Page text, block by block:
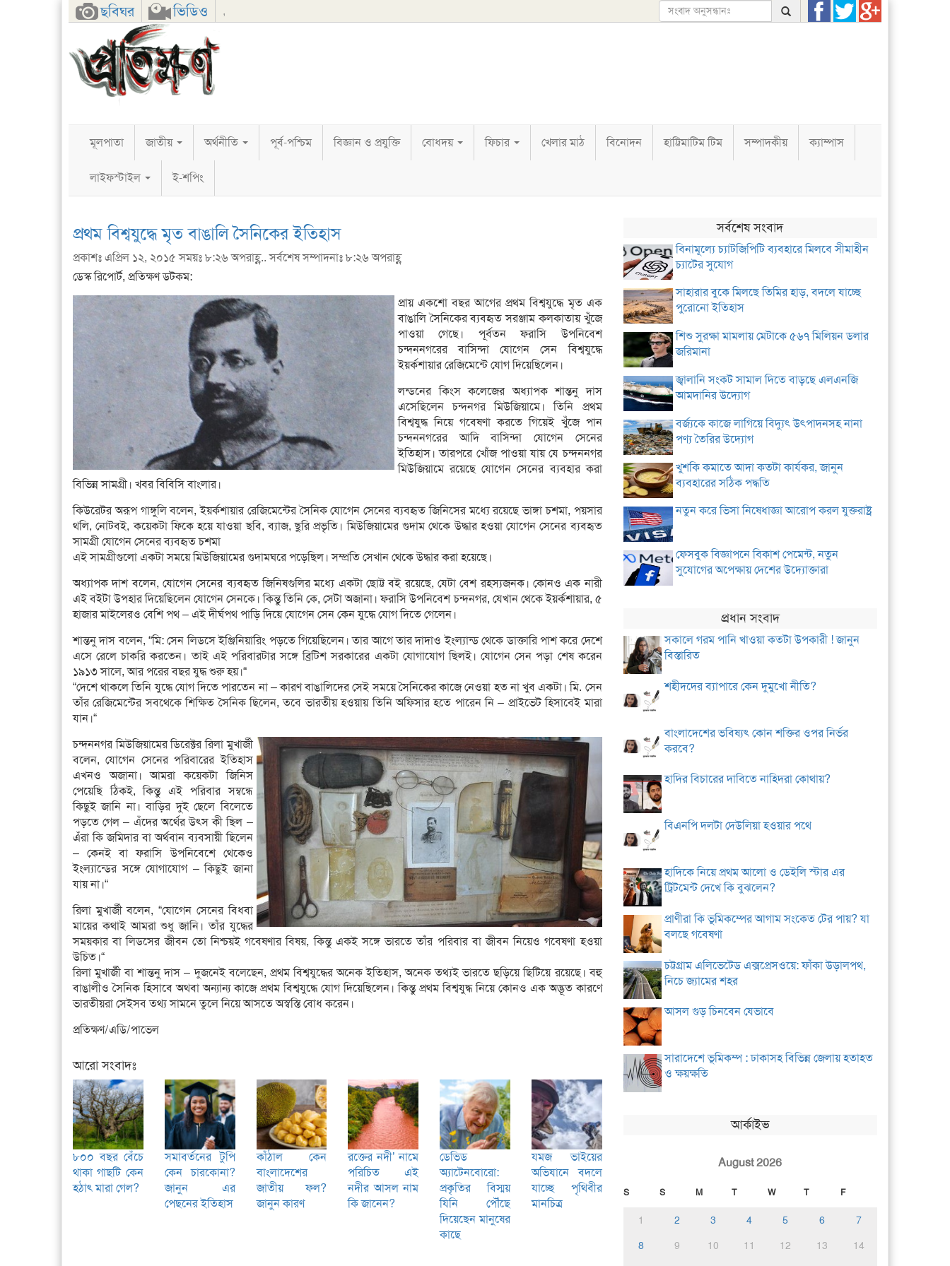
ছবিঘর ভিডিও ,
FacebookTwitterGoogle+
মূলপাতা জাতীয় অর্থনীতি পূর্ব-পশ্চিম বিজ্ঞান ও প্রযুক্তি বোধদয় ফিচার খেলার মাঠ বিনোদন হাট্টিমাটিম টিম সম্পাদকীয় ক্যাম্পাস
লাইফস্টাইল ই-শপিং
প্রথম বিশ্বযুদ্ধে মৃত বাঙালি সৈনিকের ইতিহাস
প্রকাশঃ এপ্রিল ১২, ২০১৫ সময়ঃ ৮:২৬ অপরাহ্ণ.. সর্বশেষ সম্পাদনাঃ ৮:২৬ অপরাহ্ণ
ডেস্ক রিপোর্ট, প্রতিক্ষণ ডটকম:
প্রায় একশো বছর আগের প্রথম বিশ্বযুদ্ধে মৃত এক
বাঙালি সৈনিকের ব্যবহৃত সরঞ্জাম কলকাতায় খুঁজে
পাওয়া গেছে। পূর্বতন ফরাসি উপনিবেশ
চন্দননগরের বাসিন্দা যোগেন সেন বিশ্বযুদ্ধে
ইয়র্কশায়ার রেজিমেন্টে যোগ দিয়েছিলেন।
লন্ডনের কিংস কলেজের অধ্যাপক শান্তনু দাস
এসেছিলেন চন্দনগর মিউজিয়ামে। তিনি প্রথম
বিশ্বযুদ্ধ নিয়ে গবেষণা করতে গিয়েই খুঁজে পান
চন্দননগরের আদি বাসিন্দা যোগেন সেনের
ইতিহাস। তারপরে খোঁজ পাওয়া যায় যে চন্দননগর
মিউজিয়ামে রয়েছে যোগেন সেনের ব্যবহার করা
বিভিন্ন সামগ্রী। খবর বিবিসি বাংলার।
কিউরেটর অরূপ গাঙ্গুলি বলেন, ইয়র্কশায়ার রেজিমেন্টের সৈনিক যোগেন সেনের ব্যবহৃত জিনিসের মধ্যে রয়েছে ভাঙ্গা চশমা, পয়সার
থলি, নোটবই, কয়েকটা ফিকে হয়ে যাওয়া ছবি, ব্যাজ, ছুরি প্রভৃতি। মিউজিয়ামের গুদাম থেকে উদ্ধার হওয়া যোগেন সেনের ব্যবহৃত
সামগ্রী যোগেন সেনের ব্যবহৃত চশমা
এই সামগ্রীগুলো একটা সময়ে মিউজিয়ামের গুদামঘরে পড়েছিল। সম্প্রতি সেখান থেকে উদ্ধার করা হয়েছে।
অধ্যাপক দাশ বলেন, যোগেন সেনের ব্যবহৃত জিনিষগুলির মধ্যে একটা ছোট্ট বই রয়েছে, যেটা বেশ রহস্যজনক। কোনও এক নারী
এই বইটা উপহার দিয়েছিলেন যোগেন সেনকে। কিন্তু তিনি কে, সেটা অজানা। ফরাসি উপনিবেশ চন্দনগর, যেখান থেকে ইয়র্কশায়ার, ৫
হাজার মাইলেরও বেশি পথ – এই দীর্ঘপথ পাড়ি দিয়ে যোগেন সেন কেন যুদ্ধে যোগ দিতে গেলেন।
শান্তনু দাস বলেন, “মি: সেন লিডসে ইঞ্জিনিয়ারিং পড়তে গিয়েছিলেন। তার আগে তার দাদাও ইংল্যান্ড থেকে ডাক্তারি পাশ করে দেশে
এসে রেলে চাকরি করতেন। তাই এই পরিবারটার সঙ্গে ব্রিটিশ সরকারের একটা যোগাযোগ ছিলই। যোগেন সেন পড়া শেষ করেন
১৯১৩ সালে, আর পরের বছর যুদ্ধ শুরু হয়।“
“দেশে থাকলে তিনি যুদ্ধে যোগ দিতে পারতেন না – কারণ বাঙালিদের সেই সময়ে সৈনিকের কাজে নেওয়া হত না খুব একটা। মি. সেন
তাঁর রেজিমেন্টের সবথেকে শিক্ষিত সৈনিক ছিলেন, তবে ভারতীয় হওয়ায় তিনি অফিসার হতে পারেন নি – প্রাইভেট হিসাবেই মারা
যান।“
চন্দননগর মিউজিয়ামের ডিরেক্টর রিলা মুখার্জী
বলেন, যোগেন সেনের পরিবারের ইতিহাস
এখনও অজানা। আমরা কয়েকটা জিনিস
পেয়েছি ঠিকই, কিন্তু এই পরিবার সম্বন্ধে
কিছুই জানি না। বাড়ির দুই ছেলে বিলেতে
পড়তে গেল – এঁদের অর্থের উৎস কী ছিল –
এঁরা কি জমিদার বা অর্থবান ব্যবসায়ী ছিলেন
– কেনই বা ফরাসি উপনিবেশে থেকেও
ইংল্যান্ডের সঙ্গে যোগাযোগ – কিছুই জানা
যায় না।“
রিলা মুখার্জী বলেন, “যোগেন সেনের বিধবা
মায়ের কথাই আমরা শুধু জানি। তাঁর যুদ্ধের
সময়কার বা লিডসের জীবন তো নিশ্চয়ই গবেষণার বিষয়, কিন্তু একই সঙ্গে ভারতে তাঁর পরিবার বা জীবন নিয়েও গবেষণা হওয়া
উচিত।“
রিলা মুখার্জী বা শান্তনু দাস – দুজনেই বলেছেন, প্রথম বিশ্বযুদ্ধের অনেক ইতিহাস, অনেক তথ্যই ভারতে ছড়িয়ে ছিটিয়ে রয়েছে। বহু
বাঙালীও সৈনিক হিসাবে অথবা অন্যান্য কাজে প্রথম বিশ্বযুদ্ধে যোগ দিয়েছিলেন। কিন্তু প্রথম বিশ্বযুদ্ধ নিয়ে কোনও এক অদ্ভূত কারণে
ভারতীয়রা সেইসব তথ্য সামনে তুলে নিয়ে আসতে অস্বস্তি বোধ করেন।
প্রতিক্ষণ/এডি/পাভেল
আরো সংবাদঃ
৮০০ বছর বেঁচে
থাকা গাছটি কেন
হঠাৎ মারা গেল?
সমাবর্তনের টুপি
কেন চারকোনা?
জানুন এর
পেছনের ইতিহাস
কাঁঠাল কেন
বাংলাদেশের
জাতীয় ফল?
জানুন কারণ
রক্তের নদী’ নামে
পরিচিত এই
নদীর আসল নাম
কি জানেন?
ডেভিড
অ্যাটেনবোরো:
প্রকৃতির বিস্ময়
যিনি পৌঁছে
দিয়েছেন মানুষের
কাছে
যমজ ভাইয়ের
অভিযানে বদলে
যাচ্ছে পৃথিবীর
মানচিত্র
সর্বশেষ সংবাদ
বিনামূল্যে চ্যাটজিপিটি ব্যবহারে মিলবে সীমাহীন
চ্যাটের সুযোগ
সাহারার বুকে মিলছে তিমির হাড়, বদলে যাচ্ছে
পুরোনো ইতিহাস
শিশু সুরক্ষা মামলায় মেটাকে ৫৬৭ মিলিয়ন ডলার
জরিমানা
জ্বালানি সংকট সামাল দিতে বাড়ছে এলএনজি
আমদানির উদ্যোগ
বর্জ্যকে কাজে লাগিয়ে বিদ্যুৎ উৎপাদনসহ নানা
পণ্য তৈরির উদ্যোগ
খুশকি কমাতে আদা কতটা কার্যকর, জানুন
ব্যবহারের সঠিক পদ্ধতি
নতুন করে ভিসা নিষেধাজ্ঞা আরোপ করল যুক্তরাষ্ট্র
ফেসবুক বিজ্ঞাপনে বিকাশ পেমেন্ট, নতুন
সুযোগের অপেক্ষায় দেশের উদ্যোক্তারা
প্রধান সংবাদ
সকালে গরম পানি খাওয়া কতটা উপকারী ! জানুন
বিস্তারিত
শহীদদের ব্যাপারে কেন দুমুখো নীতি?
বাংলাদেশের ভবিষ্যৎ কোন শক্তির ওপর নির্ভর
করবে?
হাদির বিচারের দাবিতে নাহিদরা কোথায়?
বিএনপি দলটা দেউলিয়া হওয়ার পথে
হাদিকে নিয়ে প্রথম আলো ও ডেইলি স্টার এর
ট্রিটমেন্ট দেখে কি বুঝলেন?
প্রাণীরা কি ভূমিকম্পের আগাম সংকেত টের পায়? যা
বলছে গবেষণা
চট্টগ্রাম এলিভেটেড এক্সপ্রেসওয়ে: ফাঁকা উড়ালপথ,
নিচে জ্যামের শহর
আসল গুড় চিনবেন যেভাবে
সারাদেশে ভূমিকম্প : ঢাকাসহ বিভিন্ন জেলায় হতাহত
ও ক্ষয়ক্ষতি
আর্কাইভ
August 2026
S S M T W T F
1 2 3 4 5 6
7
8
9 10 11 12 13
14